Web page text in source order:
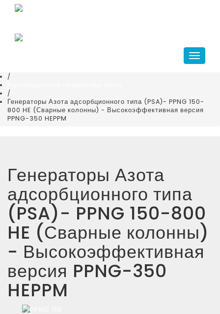
Каталог
/
/
Генераторы Азота адсорбционного типа (PSA)- PPNG 150-
800 HE (Сварные колонны) - Высокоэффективная версия
PPNG-350 HEPPM
Генераторы Азота
адсорбционного типа
(PSA)- PPNG 150-800
HE (Сварные колонны)
- Высокоэффективная
версия PPNG-350
HEPPM